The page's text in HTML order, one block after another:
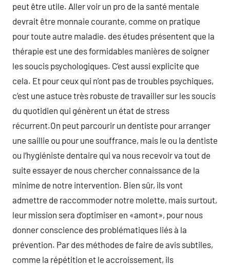
peut être utile. Aller voir un pro de la santé mentale
devrait être monnaie courante, comme on pratique
pour toute autre maladie. des études présentent que la
thérapie est une des formidables manières de soigner
les soucis psychologiques. C’est aussi explicite que
cela. Et pour ceux qui n’ont pas de troubles psychiques,
c’est une astuce très robuste de travailler sur les soucis
du quotidien qui génèrent un état de stress
récurrent.On peut parcourir un dentiste pour arranger
une saillie ou pour une souffrance, mais le ou la dentiste
ou l’hygiéniste dentaire qui va nous recevoir va tout de
suite essayer de nous chercher connaissance de la
minime de notre intervention. Bien sûr, ils vont
admettre de raccommoder notre molette, mais surtout,
leur mission sera d’optimiser en «amont», pour nous
donner conscience des problématiques liés à la
prévention. Par des méthodes de faire de avis subtiles,
comme la répétition et le accroissement, ils